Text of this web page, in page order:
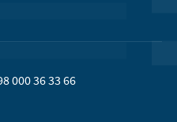
000 36 33 66